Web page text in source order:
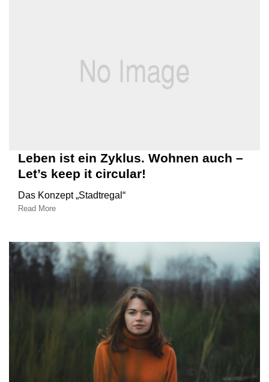
Leben ist ein Zyklus. Wohnen auch –
Let’s keep it circular!
Das Konzept „Stadtregal“
Read More